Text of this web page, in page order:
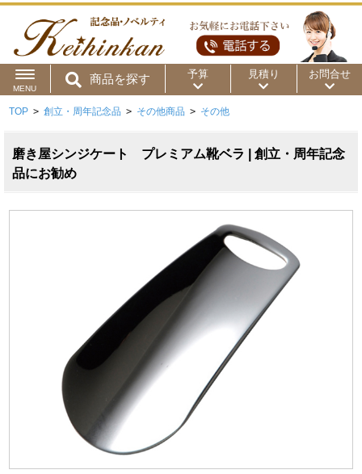
MENU
商品を探す 予算
用途から
商品カテゴリ
～50円 ～100円
～300円 ～500円 ～1,000円
～20,000円 ～30,000円
～50,000円 50,001円～
見積り お問合せ
TOP > 創立・周年記念品 > その他商品 > その他
磨き屋シンジケート プレミアム靴ベラ | 創立・周年記念
品にお勧め